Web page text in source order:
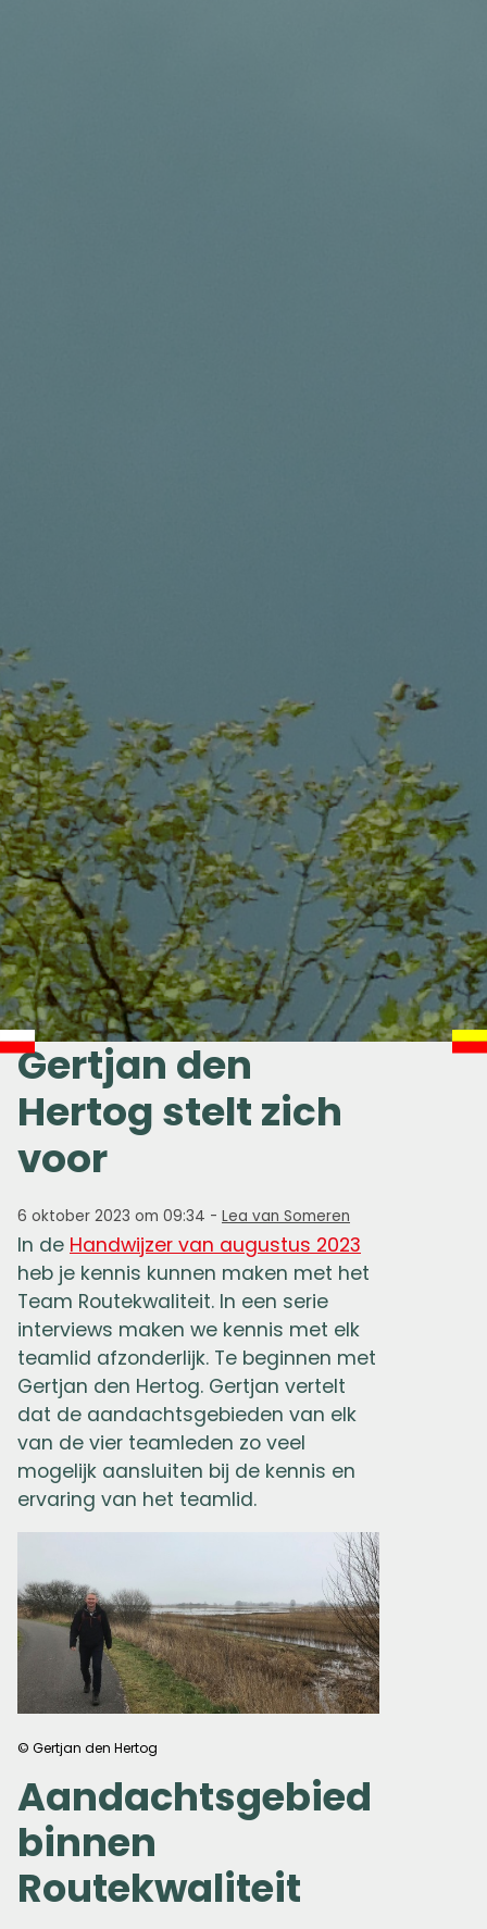
Gertjan den
Hertog stelt zich
voor
6 oktober 2023 om 09:34 - Lea van Someren
In de Handwijzer van augustus 2023
heb je kennis kunnen maken met het
Team Routekwaliteit. In een serie
interviews maken we kennis met elk
teamlid afzonderlijk. Te beginnen met
Gertjan den Hertog. Gertjan vertelt
dat de aandachtsgebieden van elk
van de vier teamleden zo veel
mogelijk aansluiten bij de kennis en
ervaring van het teamlid.
© Gertjan den Hertog
Aandachtsgebied
binnen
Routekwaliteit